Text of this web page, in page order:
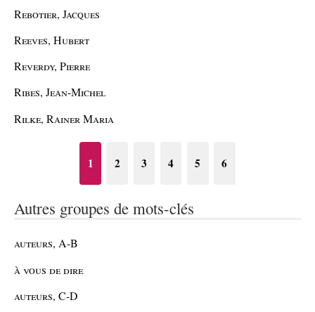
Rebotier, Jacques
Reeves, Hubert
Reverdy, Pierre
Ribes, Jean-Michel
Rilke, Rainer Maria
1 2 3 4 5 6
Autres groupes de mots-clés
auteurs, A-B
à vous de dire
auteurs, C-D